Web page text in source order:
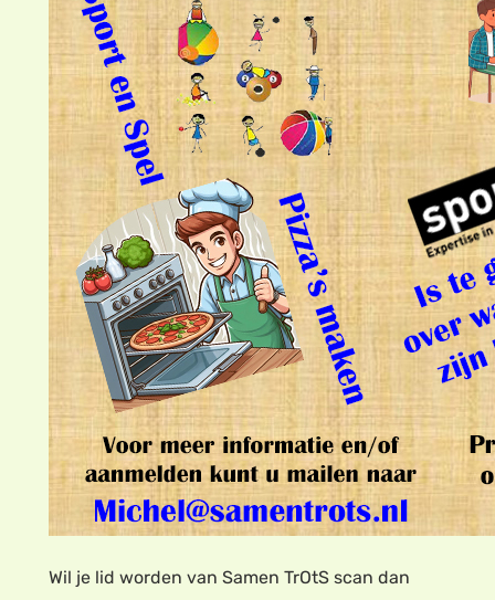
Wil je lid worden van Samen TrOtS scan dan